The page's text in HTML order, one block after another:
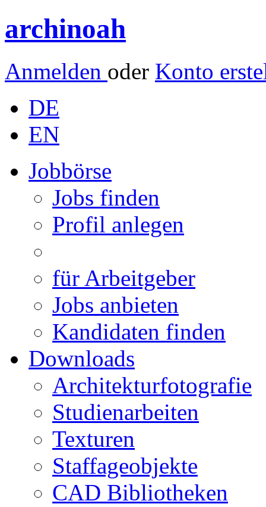
archinoah
Anmelden oder Konto
DE
EN
Jobbörse
Jobs finden
Profil anlegen
für Arbeitgeber
Jobs anbieten
Kandidaten finden
Downloads
Architekturfotografie
Studienarbeiten
Texturen
Staffageobjekte
CAD Bibliotheken